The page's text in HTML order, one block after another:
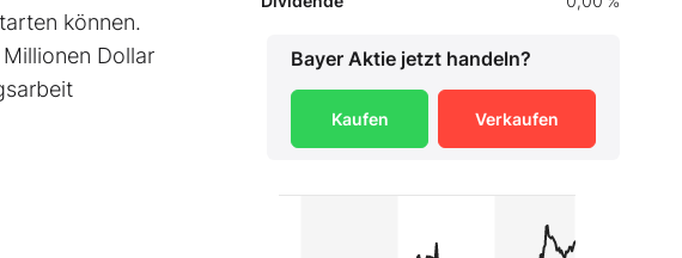
können.
Dollar
Bayer Aktie jetzt handeln?
Kaufen Verkaufen